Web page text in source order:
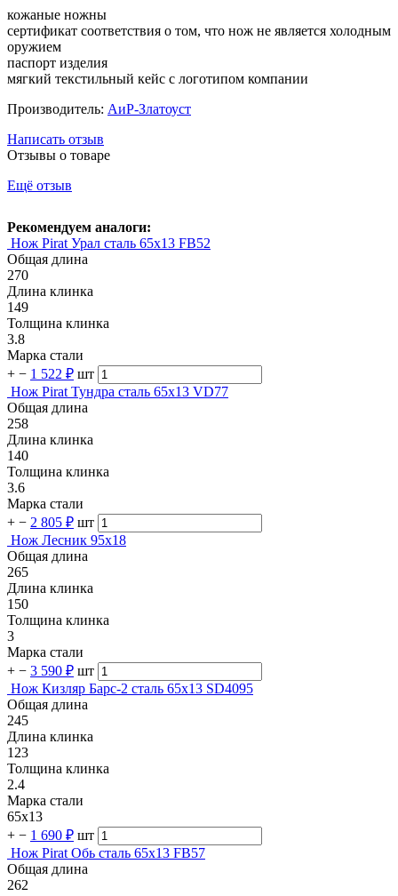
кожаные ножны
сертификат соответствия о том, что нож не является холодным
оружием
паспорт изделия
мягкий текстильный кейс с логотипом компании
Производитель: АиР-Златоуст
Написать отзыв
Отзывы о товаре
Ещё отзыв
Рекомендуем аналоги:
Нож Pirat Урал сталь 65х13 FB52
Общая длина
270
Длина клинка
149
Толщина клинка
3.8
Марка стали
+ − 1 522 ₽ шт
Нож Pirat Тундра сталь 65х13 VD77
Общая длина
258
Длина клинка
140
Толщина клинка
3.6
Марка стали
+ − 2 805 ₽ шт
Нож Лесник 95х18
Общая длина
265
Длина клинка
150
Толщина клинка
3
Марка стали
+ − 3 590 ₽ шт
Нож Кизляр Барс-2 сталь 65х13 SD4095
Общая длина
245
Длина клинка
123
Толщина клинка
2.4
Марка стали
65х13
+ − 1 690 ₽ шт
Нож Pirat Обь сталь 65х13 FB57
Общая длина
262